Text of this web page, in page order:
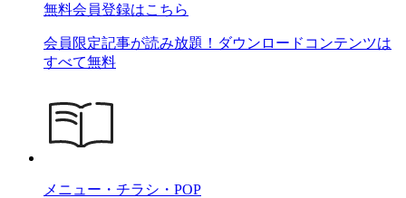
無料会員登録はこちら
会員限定記事が読み放題！ダウンロードコンテンツは
すべて無料
メニュー・チラシ・POP